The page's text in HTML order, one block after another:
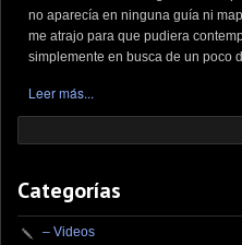
no aparecía en ninguna guía ni
me atrajo para que pudiera
simplemente en busca de un poco
Leer más...
Categorías
– Videos